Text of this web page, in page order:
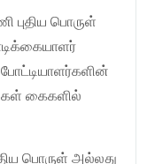
புதிய பொருள்
கைகளில்
பொருள் அல்லது